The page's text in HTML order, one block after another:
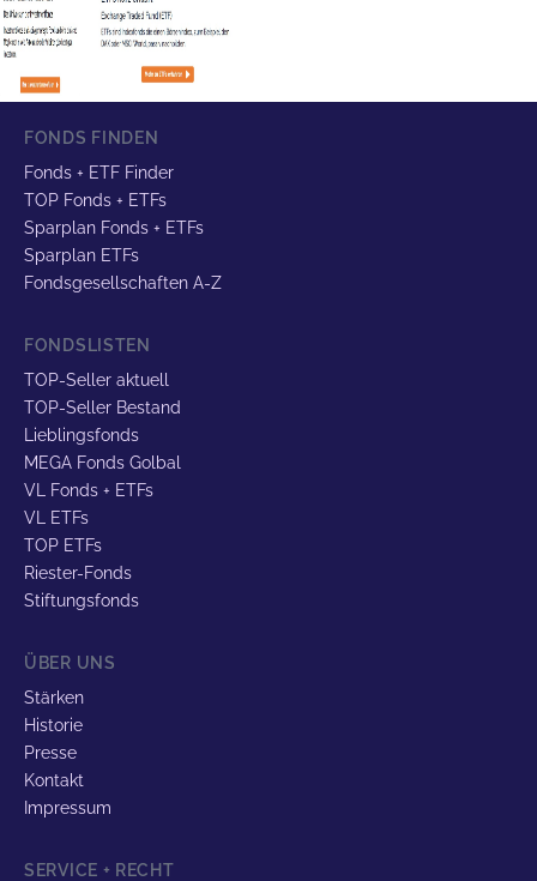
FONDS FINDEN
Fonds + ETF Finder
TOP Fonds + ETFs
Sparplan Fonds + ETFs
Sparplan ETFs
Fondsgesellschaften A-Z
FONDSLISTEN
TOP-Seller aktuell
TOP-Seller Bestand
Lieblingsfonds
MEGA Fonds Golbal
VL Fonds + ETFs
VL ETFs
TOP ETFs
Riester-Fonds
Stiftungsfonds
ÜBER UNS
Stärken
Historie
Presse
Kontakt
Impressum
SERVICE + RECHT